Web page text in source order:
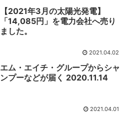
【2021年3月の太陽光発電】
「14,085円」を電力会社へ売り
ました。
2021.04.02
エム・エイチ・グループからシャ
ンプーなどが届く 2020.11.14
2021.04.01